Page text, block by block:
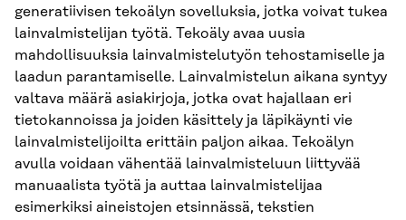
generatiivisen tekoälyn sovelluksia, jotka voivat tukea
lainvalmistelijan työtä. Tekoäly avaa uusia
mahdollisuuksia lainvalmistelutyön tehostamiselle ja
laadun parantamiselle. Lainvalmistelun aikana syntyy
valtava määrä asiakirjoja, jotka ovat hajallaan eri
tietokannoissa ja joiden käsittely ja läpikäynti vie
lainvalmistelijoilta erittäin paljon aikaa. Tekoälyn
avulla voidaan vähentää lainvalmisteluun liittyvää
manuaalista työtä ja auttaa lainvalmistelijaa
esimerkiksi aineistojen etsinnässä, tekstien